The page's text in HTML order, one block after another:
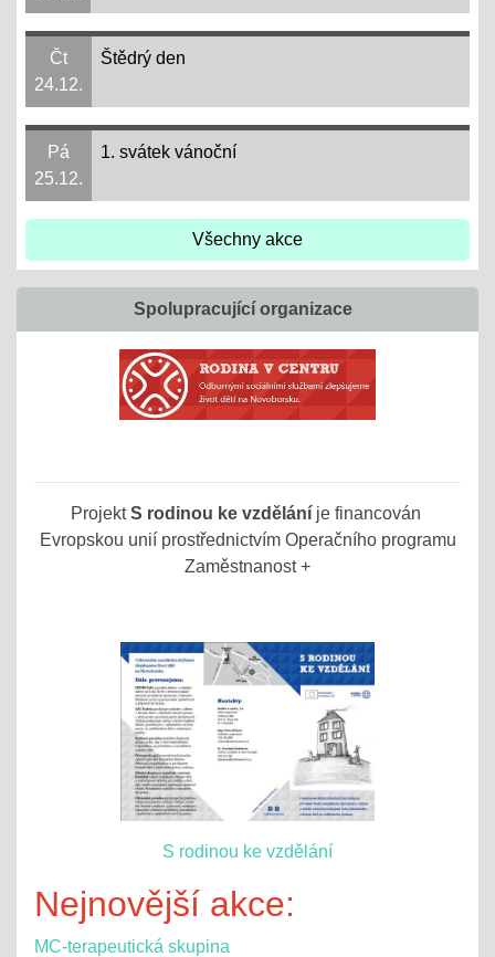
Čt
24.12.
Štědrý den
Pá
25.12.
1. svátek vánoční
Všechny akce
Spolupracující organizace
ProjektS rodinou ke vzděláníje financován
Evropskou unií prostřednictvím Operačního programu
Zaměstnanost +
S rodinou ke vzdělání
Nejnovější akce:
MC-terapeutická skupina